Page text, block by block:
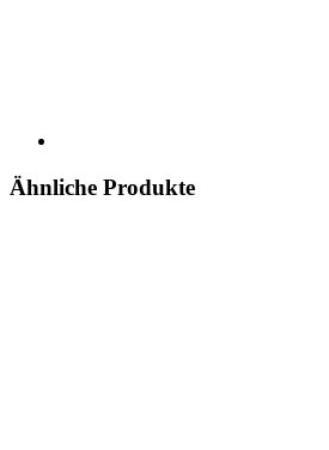
Ähnliche Produkte